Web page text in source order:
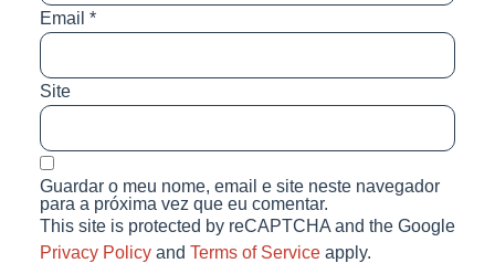
Email *
Site
Guardar o meu nome, email e site neste navegador
para a próxima vez que eu comentar.
This site is protected by reCAPTCHA and the Google
Privacy Policyand Terms of Serviceapply.